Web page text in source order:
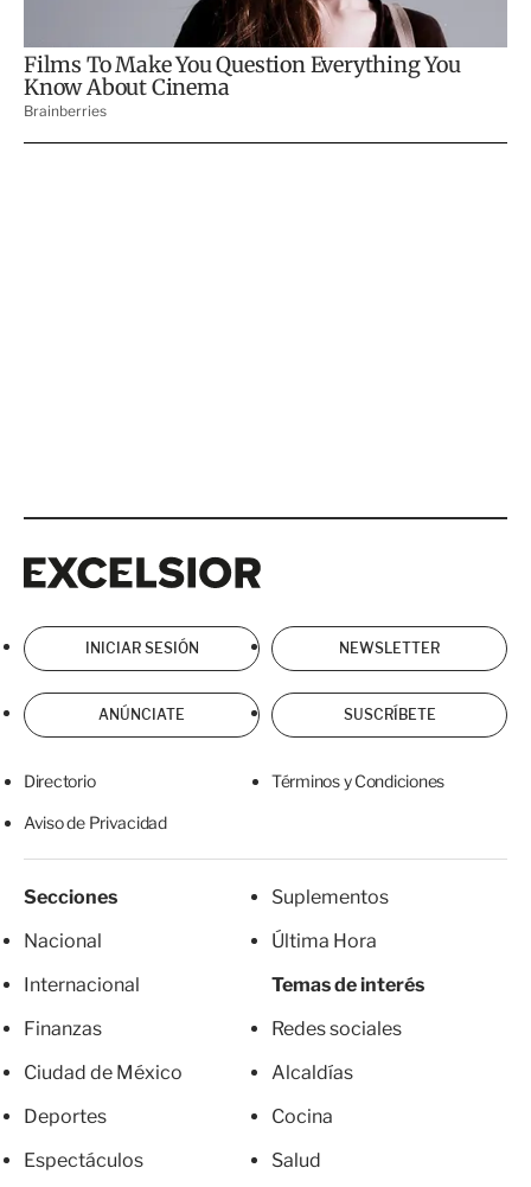
INICIAR SESIÓN NEWSLETTER
ANÚNCIATE SUSCRÍBETE
Directorio Términos y Condiciones
Aviso de Privacidad
Secciones
Nacional
Internacional
Finanzas
Ciudad de México
Deportes
Espectáculos
Suplementos
Última Hora
Temas de interés
Redes sociales
Alcaldías
Cocina
Salud